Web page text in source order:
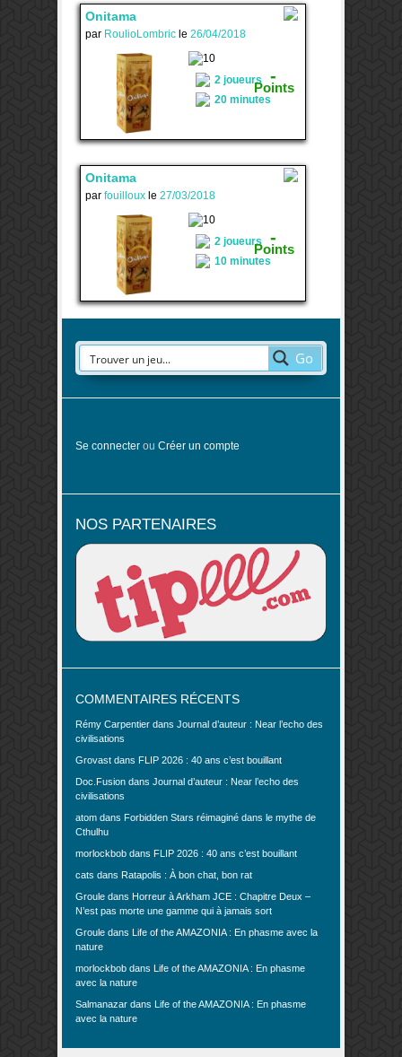
Onitama
par RoulioLombric le 26/04/2018
-
Points
2 joueurs
20 minutes
Onitama
par fouilloux le 27/03/2018
-
Points
2 joueurs
10 minutes
Go
Se connecter ou Créer un compte
NOS PARTENAIRES
COMMENTAIRES RÉCENTS
Rémy Carpentier dans Journal d’auteur : Near l’echo des
civilisations
Grovast dans FLIP 2026 : 40 ans c’est bouillant
Doc.Fusion dans Journal d’auteur : Near l’echo des
civilisations
atom dans Forbidden Stars réimaginé dans le mythe de
Cthulhu
morlockbob dans FLIP 2026 : 40 ans c’est bouillant
cats dans Ratapolis : À bon chat, bon rat
Groule dans Horreur à Arkham JCE : Chapitre Deux –
N’est pas morte une gamme qui à jamais sort
Groule dans Life of the AMAZONIA : En phasme avec la
nature
morlockbob dans Life of the AMAZONIA : En phasme
avec la nature
Salmanazar dans Life of the AMAZONIA : En phasme
avec la nature